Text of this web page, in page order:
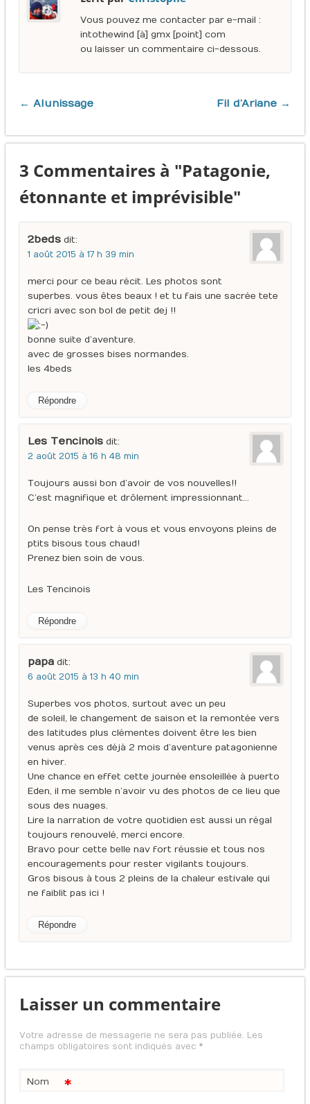
Vous pouvez me contacter par e-mail :
intothewind [à] gmx [point] com
ou laisser un commentaire ci-dessous.
← Alunissage Fil d’Ariane →
3 Commentaires à "Patagonie,
étonnante et imprévisible"
2beds dit :
1 août 2015 à 17 h 39 min
merci pour ce beau récit. Les photos sont
superbes. vous êtes beaux ! et tu fais une sacrée tete
cricri avec son bol de petit dej !!
bonne suite d’aventure.
avec de grosses bises normandes.
les 4beds
Répondre
Les Tencinois dit :
2 août 2015 à 16 h 48 min
Toujours aussi bon d’avoir de vos nouvelles!!
C’est magnifique et drôlement impressionnant…
On pense très fort à vous et vous envoyons pleins de
ptits bisous tous chaud!
Prenez bien soin de vous.
Les Tencinois
Répondre
papa dit :
6 août 2015 à 13 h 40 min
Superbes vos photos, surtout avec un peu
de soleil, le changement de saison et la remontée vers
des latitudes plus clémentes doivent être les bien
venus après ces déjà 2 mois d’aventure patagonienne
en hiver.
Une chance en effet cette journée ensoleillée à puerto
Eden, il me semble n’avoir vu des photos de ce lieu que
sous des nuages.
Lire la narration de votre quotidien est aussi un régal
toujours renouvelé, merci encore.
Bravo pour cette belle nav fort réussie et tous nos
encouragements pour rester vigilants toujours.
Gros bisous à tous 2 pleins de la chaleur estivale qui
ne faiblit pas ici !
Répondre
Laisser un commentaire
Votre adresse de messagerie ne sera pas publiée. Les
champs obligatoires sont indiqués avec *
Nom *